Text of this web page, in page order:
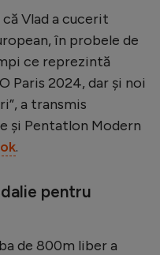
Vlad a cucerit
în probele de
ce reprezintă
Paris 2024, dar și noi
a transmis
și Pentatlon Modern
.
pentru
de 800m liber a